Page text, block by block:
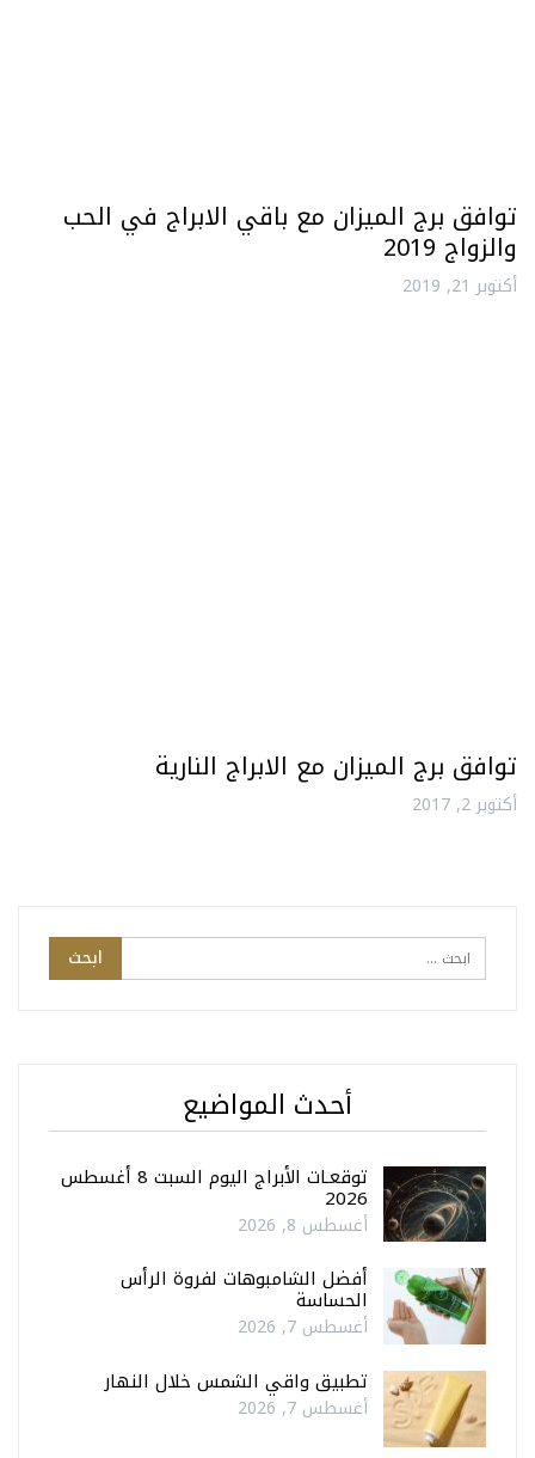
توافق برج الميزان مع باقي الابراج في الحب
والزواج 2019
أكتوبر 21, 2019
توافق برج الميزان مع الابراج النارية
أكتوبر 2, 2017
أحدث المواضيع
توقعـات الأبراج اليوم السبت 8 أغسطس
2026
أغسطس 8, 2026
أفضل الشامبوهات لفروة الرأس
الحساسة
أغسطس 7, 2026
تطبيق واقي الشمس خلال النهار
أغسطس 7, 2026